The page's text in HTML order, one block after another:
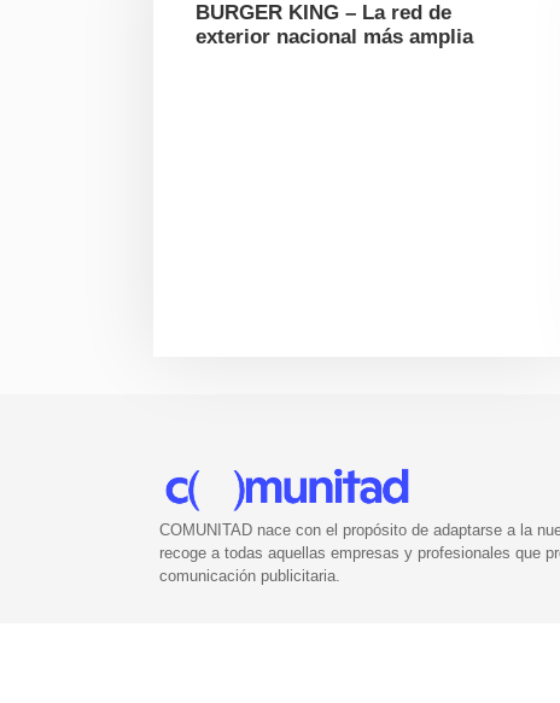
BURGER KING – La red de
exterior nacional más amplia
COMUNITAD nace con el propósito de adaptarse a la
recoge a todas aquellas empresas y profesionales que
comunicación publicitaria.